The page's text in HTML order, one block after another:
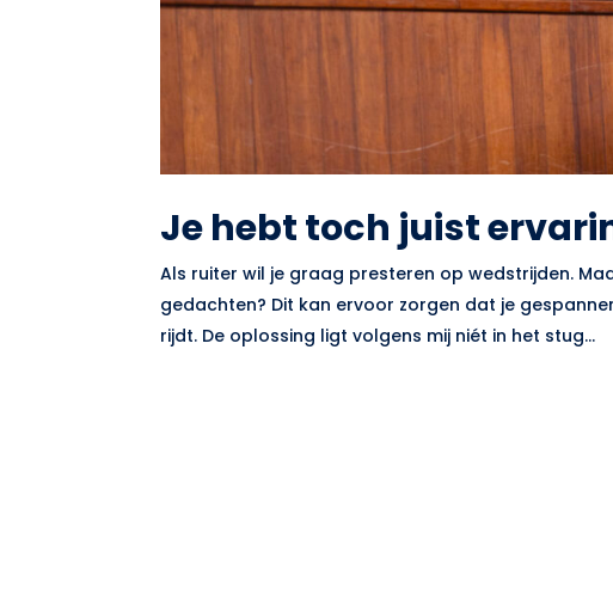
Je hebt toch juist
Als ruiter wil je graag presteren op wedstrijden.
gedachten? Dit kan ervoor zorgen dat je
rijdt. De oplossing ligt volgens mij niét in het stug...